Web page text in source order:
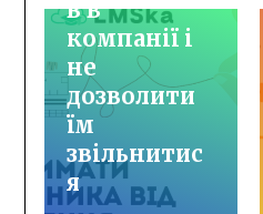
в в
компанії і
не
дозволити
їм
звільнитис
я